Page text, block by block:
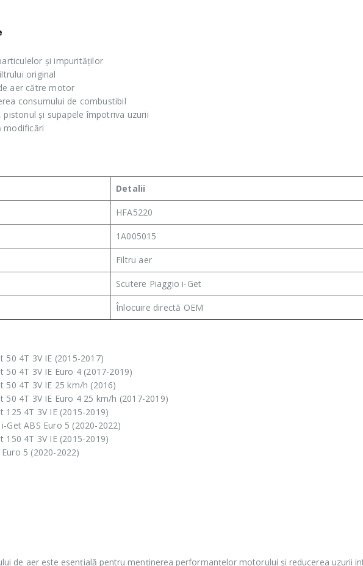
și impurităților
original
aer către motor
consumului de combustibil
pistonul și supapele împotriva uzurii
modificări
Detalii
HFA5220
1A005015
Filtru aer
Scutere Piaggio i-Get
Înlocuire directă OEM
50 4T 3V IE (2015-2017)
50 4T 3V IE Euro 4 (2017-2019)
50 4T 3V IE 25 km/h (2016)
50 4T 3V IE Euro 4 25 km/h (2017-2019)
125 4T 3V IE (2015-2019)
Get ABS Euro 5 (2020-2022)
150 4T 3V IE (2015-2019)
5 (2020-2022)
de aer este esențială pentru menținerea performanțelor motorului și reducerea uzurii